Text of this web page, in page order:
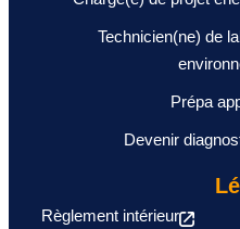
Technicien(ne) de
Prépa
Devenir
Règlement intérieur